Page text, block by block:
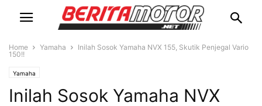
Home Yamaha
Inilah Sosok Yamaha NVX 155, Skutik Penjegal Vario
150!!
Yamaha
Inilah Sosok Yamaha NVX